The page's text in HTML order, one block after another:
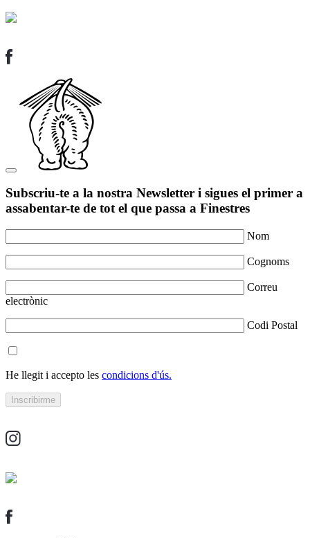
Subscriu-te a la nostra Newsletter i sigues el primer a
assabentar-te de tot el que passa a Finestres
Nom
Cognoms
Correu
electrònic
Codi Postal
He llegit i accepto les condicions d'ús.